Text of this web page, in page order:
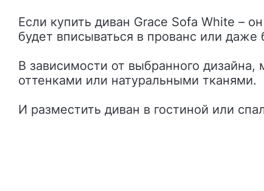
Если купить диван Grace Sofa White – он хорошо подойдет для интерьеров в скандинавском, современном стиле, а также
будет вписываться в прованс или даже
В зависимости от выбранного
оттенками или натуральными тканями.
И разместить диван в гостиной или